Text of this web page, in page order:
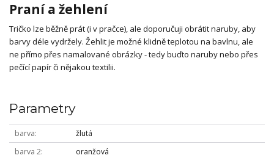
Praní a žehlení
Tričko lze běžně prát (i v pračce), ale doporučuji obrátit naruby, aby
barvy déle vydržely. Žehlit je možné klidně teplotou na bavlnu, ale
ne přímo přes namalované obrázky - tedy buďto naruby nebo přes
pečící papír či nějakou textilii.
Parametry
barva
žlutá
barva 2
oranžová